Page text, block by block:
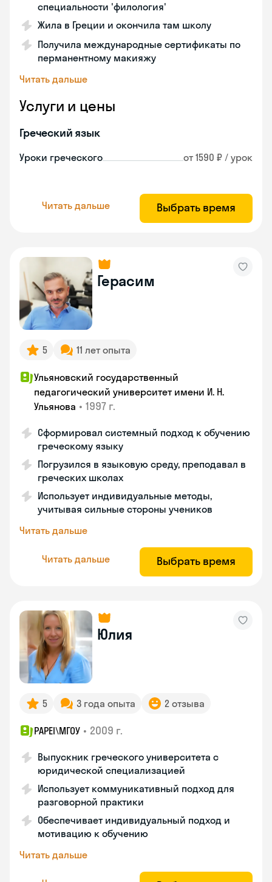
специальности 'филология'
Жила в Греции и окончила там школу
Получила международные сертификаты по
перманентному макияжу
Читать дальше
Услуги и цены
Греческий язык
Уроки греческого от 1590 ₽ / урок
Читать дальше Выбрать время
Герасим
5 11 лет опыта
Ульяновский государственный
педагогический университет имени И. Н.
Ульянова • 1997 г.
Сформировал системный подход к обучению
греческому языку
Погрузился в языковую среду, преподавал в
греческих школах
Использует индивидуальные методы,
учитывая сильные стороны учеников
Читать дальше
Читать дальше Выбрать время
Юлия
5 3 года опыта 2 отзыва
PAPEI\MГОУ • 2009 г.
Выпускник греческого университета с
юридической специализацией
Использует коммуникативный подход для
разговорной практики
Обеспечивает индивидуальный подход и
мотивацию к обучению
Читать дальше